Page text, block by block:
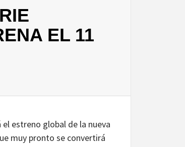
EL 11
el estreno global de la nueva
muy pronto se convertirá